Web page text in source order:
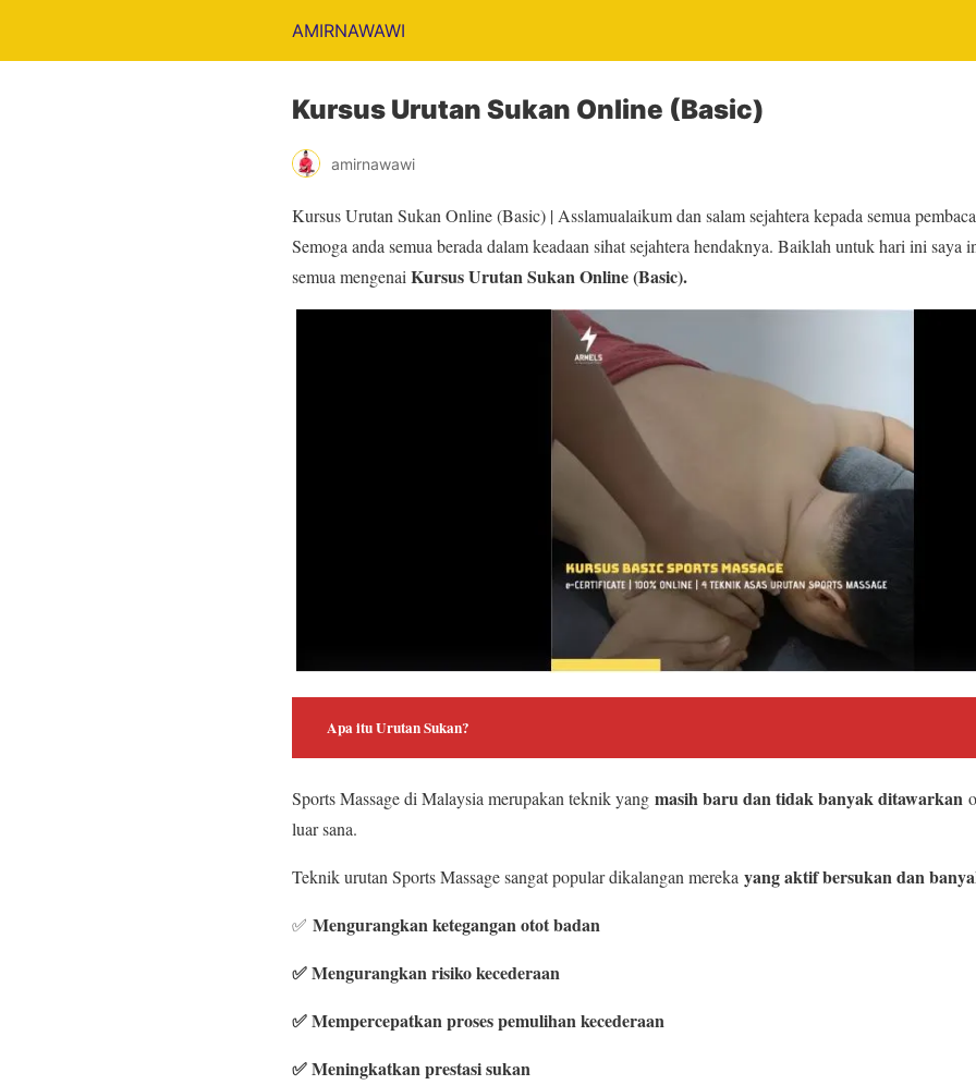
AMIRNAWAWI
Kursus Urutan Sukan Online (Basic)
amirnawawi
Kursus Urutan Sukan Online (Basic) | Asslamualaikum dan salam sejahtera kepada semua
Semoga anda semua berada dalam keadaan sihat sejahtera hendaknya. Baiklah untuk hari ini saya
semua mengenai Kursus Urutan Sukan Online (Basic).
Apa itu Urutan Sukan?
Sports Massage di Malaysia merupakan teknik yang masih baru dan tidak banyak ditawarkan
luar sana.
Teknik urutan Sports Massage sangat popular dikalangan mereka yang aktif bersukan dan
✅ Mengurangkan ketegangan otot badan
✅ Mengurangkan risiko kecederaan
✅ Mempercepatkan proses pemulihan kecederaan
✅ Meningkatkan prestasi sukan